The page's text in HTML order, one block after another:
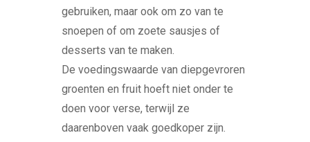
gebruiken, maar ook om zo van te
snoepen of om zoete sausjes of
desserts van te maken.
De voedingswaarde van diepgevroren
groenten en fruit hoeft niet onder te
doen voor verse, terwijl ze
daarenboven vaak goedkoper zijn.